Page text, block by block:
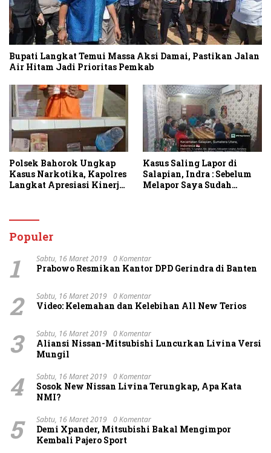
Bupati Langkat Temui Massa Aksi Damai, Pastikan Jalan
Air Hitam Jadi Prioritas Pemkab
Polsek Bahorok Ungkap
Kasus Narkotika, Kapolres
Langkat Apresiasi Kinerja
Layanan 110
Kasus Saling Lapor di
Salapian, Indra : Sebelum
Melapor Saya Sudah
Populer
1 Sabtu, 16 Maret 2019 0 Komentar
Prabowo Resmikan Kantor DPD Gerindra di Banten
2 Sabtu, 16 Maret 2019 0 Komentar
Video: Kelemahan dan Kelebihan All New Terios
3 Sabtu, 16 Maret 2019 0 Komentar
Aliansi Nissan-Mitsubishi Luncurkan Livina Versi
Mungil
4 Sabtu, 16 Maret 2019 0 Komentar
Sosok New Nissan Livina Terungkap, Apa Kata
NMI?
5 Sabtu, 16 Maret 2019 0 Komentar
Demi Xpander, Mitsubishi Bakal Mengimpor
Kembali Pajero Sport